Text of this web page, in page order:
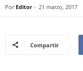
Por Editor - 21 marzo, 2017
Compartir